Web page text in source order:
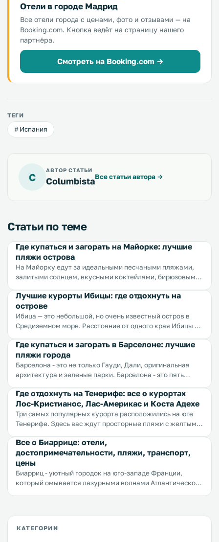
Отели в городе Мадрид
Все отели города с ценами, фото и отзывами — на
Booking.com. Кнопка ведёт на страницу нашего
партнёра.
Смотреть на Booking.com →
ТЕГИ
Испания
C
АВТОР СТАТЬИ
ColumbistaВсе статьи автора →
Статьи по теме
Где купаться и загорать на Майорке: лучшие
пляжи острова
На Майорку едут за идеальными песчаными пляжами,
залитыми солнцем, вкусными коктейлями, бирюзовыми
Практически все побережье Майорки сливается в
бесконечную череду пляжей, но мы расскажем вам о
самых популярных курортах острова. Самым
популярным курортом Майорки является ее столица —
оседают здесь и неудивительно — Пальма приветствует
посетителей тенистыми парками, старинными
площадями, мощеными брусчаткой улицами и
роскошными песчаными пляжами, о которых мы
Лучшие курорты Ибицы: где отдохнуть на
острове
Ибица — это небольшой, но очень известный остров в
Средиземном море. Расстояние от одного края Ибицы до
умещается: роскошные пляжи, модные клубы, шикарные
отели, высокие горы, крутые обрывы, живописные
долины — всего не перечислишь. Самым популярным
курортом Ибицы является ее столица — Ибица или, как
пляжами с мелким желтым песком, морем с ласковыми
волнами и круглосуточными вечеринками. Все самые
громкие мероприятия проходят около пляжа Плайя д'эн
Босса, так что если вы едете сюда за расслабленной
пожалеете.
Где купаться и загорать в Барселоне: лучшие
пляжи города
Барселона - это не только Гауди, Дали, оригинальная
архитектура и зеленые парки. Барселона - это пять
который накатывают ласковые волны Средиземного
моря. Вся береговая линия разделена на несколько
участков и сегодня мы расскажем о лучшем из них -
пляже Ла Барселонета.
Где отдохнуть на Тенерифе: все о курортах
Лос-Кристианос, Лас-Америкас и Коста Адехе
Три самых популярных курорта расположились на юге
Тенерифе. Здесь вас ждут просторные пляжи с желтым и
волны, многокилометровая набережная, связывающая
все три города, изумрудные пальмы, лучшая
инфраструктура на острове и масса развлечений.
Все о Биаррице: отели,
достопримечательности, пляжи, транспорт,
цены
Биарриц - уютный городок на юго-западе Франции,
который омывается лазурными волнами Атлантического
таинственной. В Биарриц приезжают знаменитости за
КАТЕГОРИИ